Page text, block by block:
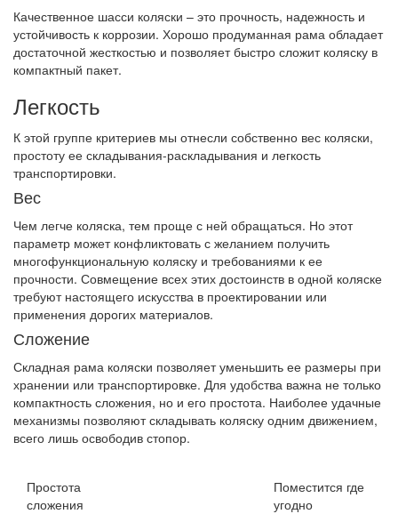
Качественное шасси коляски – это прочность, надежность и
устойчивость к коррозии. Хорошо продуманная рама обладает
достаточной жесткостью и позволяет быстро сложит коляску в
компактный пакет.
Легкость
К этой группе критериев мы отнесли собственно вес коляски,
простоту ее складывания-раскладывания и легкость
транспортировки.
Вес
Чем легче коляска, тем проще с ней обращаться. Но этот
параметр может конфликтовать с желанием получить
многофункциональную коляску и требованиями к ее
прочности. Совмещение всех этих достоинств в одной коляске
требуют настоящего искусства в проектировании или
применения дорогих материалов.
Сложение
Складная рама коляски позволяет уменьшить ее размеры при
хранении или транспортировке. Для удобства важна не только
компактность сложения, но и его простота. Наиболее удачные
механизмы позволяют складывать коляску одним движением,
всего лишь освободив стопор.
Простота
сложения
Поместится где
угодно